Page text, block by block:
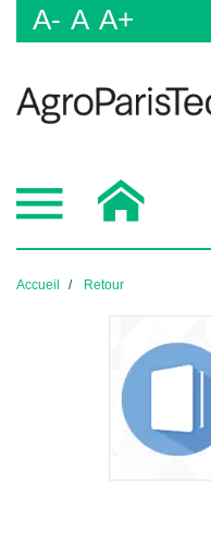
A- A A+
Accueil Retour